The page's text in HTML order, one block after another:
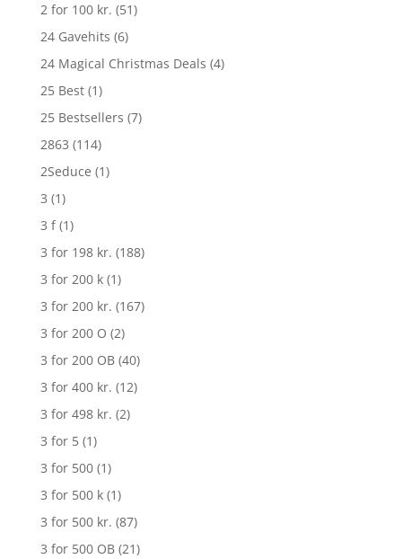
2 for 100 kr. (51)
24 Gavehits (6)
24 Magical Christmas Deals (4)
25 Best (1)
25 Bestsellers (7)
2863 (114)
2Seduce (1)
3 (1)
3 f (1)
3 for 198 kr. (188)
3 for 200 k (1)
3 for 200 kr. (167)
3 for 200 O (2)
3 for 200 OB (40)
3 for 400 kr. (12)
3 for 498 kr. (2)
3 for 5 (1)
3 for 500 (1)
3 for 500 k (1)
3 for 500 kr. (87)
3 for 500 OB (21)